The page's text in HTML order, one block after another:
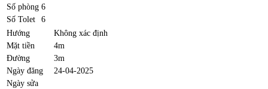
Số phòng 6
Số Tolet
6
Hướng
Không xác định
Mặt tiền
4m
Đường
3m
Ngày đăng
24-04-2025
Ngày sửa